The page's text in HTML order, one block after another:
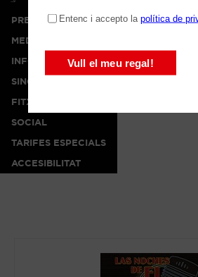
PREMSA
MEDIA
INFO
SINOPSI
FITXA ARTÍSTICA
SOCIAL
TARIFES ESPECIALS
ACCESIBILITAT